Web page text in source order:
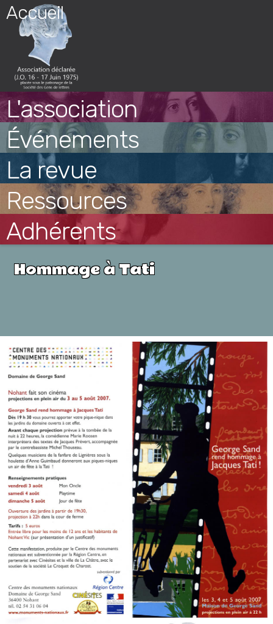
Skip
content
Accueil
L'association
Événements
La revue
Ressources
Adhérents
Hommage à Tati